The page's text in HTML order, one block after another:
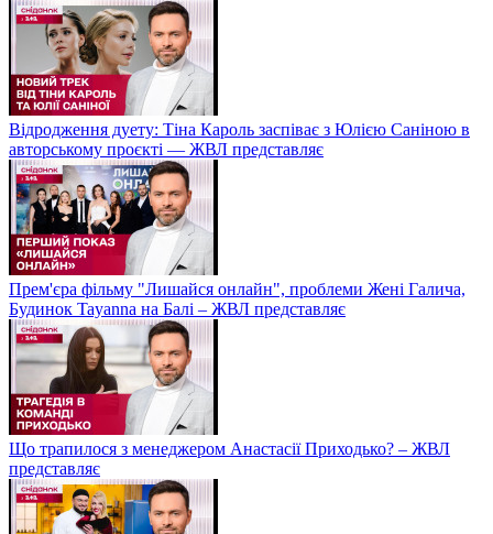
Відродження дуету: Тіна Кароль заспіває з Юлією Саніною в
авторському проєкті — ЖВЛ представляє
Прем'єра фільму "Лишайся онлайн", проблеми Жені Галича,
Будинок Tayanna на Балі – ЖВЛ представляє
Що трапилося з менеджером Анастасії Приходько? – ЖВЛ
представляє